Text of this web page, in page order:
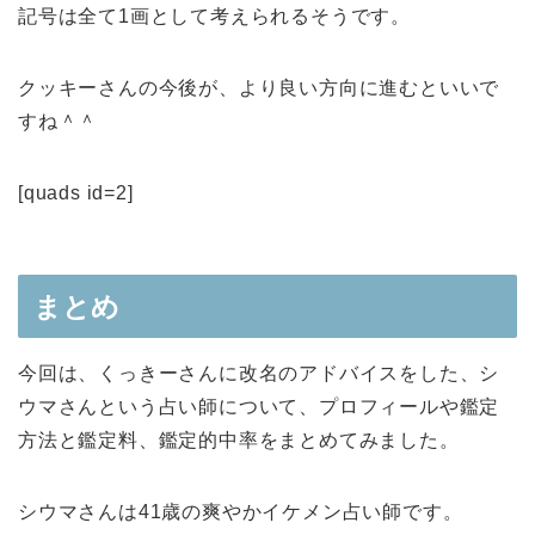
記号は全て1画として考えられるそうです。
クッキーさんの今後が、より良い方向に進むといいで
すね＾＾
[quads id=2]
まとめ
今回は、くっきーさんに改名のアドバイスをした、シ
ウマさんという占い師について、プロフィールや鑑定
方法と鑑定料、鑑定的中率をまとめてみました。
シウマさんは41歳の爽やかイケメン占い師です。